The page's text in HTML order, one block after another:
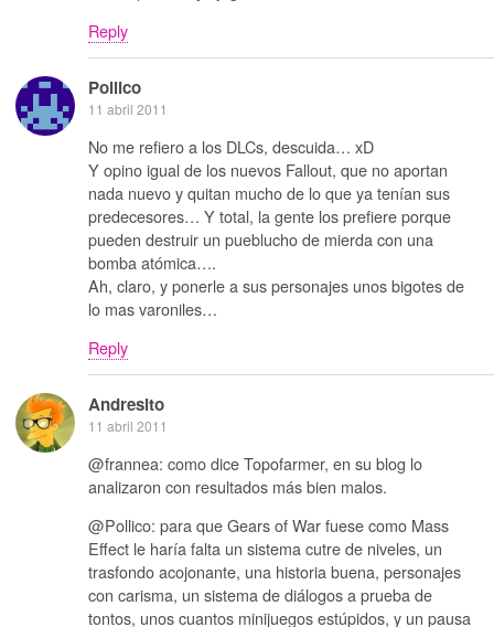
Reply
Pollico
11 abril 2011
No me refiero a los DLCs, descuida… xD
Y opino igual de los nuevos Fallout, que no aportan
nada nuevo y quitan mucho de lo que ya tenían sus
predecesores… Y total, la gente los prefiere porque
pueden destruir un pueblucho de mierda con una
bomba atómica….
Ah, claro, y ponerle a sus personajes unos bigotes de
lo mas varoniles…
Reply
Andresito
11 abril 2011
@frannea: como dice Topofarmer, en su blog lo
analizaron con resultados más bien malos.
@Pollico: para que Gears of War fuese como Mass
Effect le haría falta un sistema cutre de niveles, un
trasfondo acojonante, una historia buena, personajes
con carisma, un sistema de diálogos a prueba de
tontos, unos cuantos minijuegos estúpidos, y un pausa